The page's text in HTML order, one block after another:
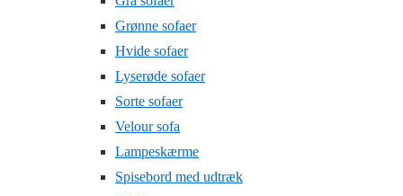
Grønne sofaer
Hvide sofaer
Lyserøde sofaer
Sorte sofaer
Velour sofa
Lampeskærme
Spisebord med udtræk